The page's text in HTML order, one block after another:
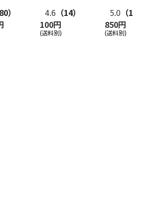
）
4.6 （14）
100円
(送料別)
5.0 （10）
850円
(送料別)